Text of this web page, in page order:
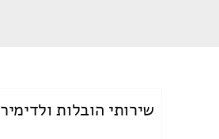
שירותי הובלות ולדימיר